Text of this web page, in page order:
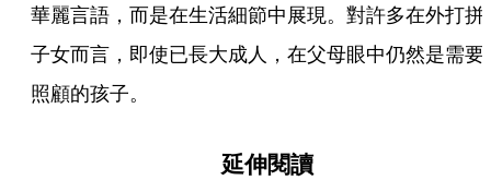
華麗言語，而是在生活細節中展現。對許多在外打拼
子女而言，即使已長大成人，在父母眼中仍然是需要
照顧的孩子。
延伸閱讀